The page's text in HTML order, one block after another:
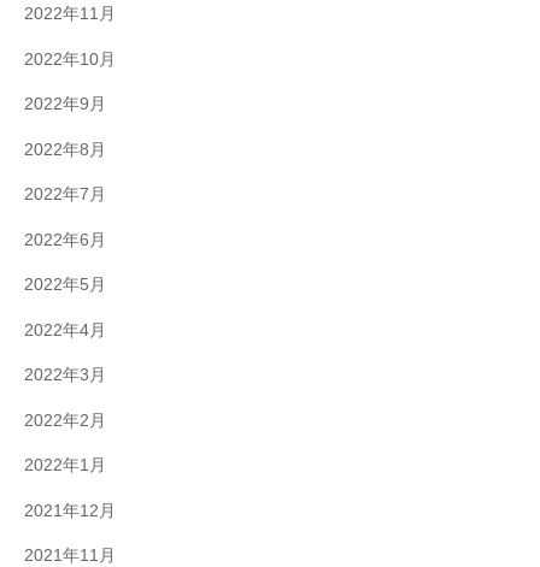
2022年11月
2022年10月
2022年9月
2022年8月
2022年7月
2022年6月
2022年5月
2022年4月
2022年3月
2022年2月
2022年1月
2021年12月
2021年11月